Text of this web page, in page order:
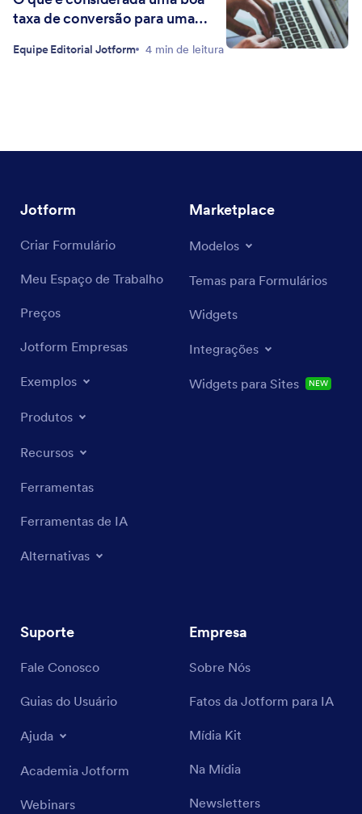
taxa de conversão para uma
Equipe Editorial Jotform 4 min de leitura
Jotform
Criar Formulário
Meu Espaço de Trabalho
Preços
Jotform Empresas
Exemplos
Produtos
Recursos
Ferramentas
Ferramentas de IA
Alternativas
Marketplace
Modelos
Temas para Formulários
Widgets
Integrações
Widgets para Sites NEW
Suporte
Fale Conosco
Guias do Usuário
Ajuda
Academia Jotform
Webinars
Empresa
Sobre Nós
Fatos da Jotform para IA
Mídia Kit
Na Mídia
Newsletters